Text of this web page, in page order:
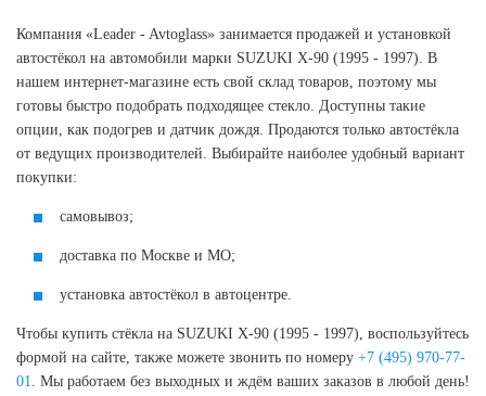
Компания «Leader - Avtoglass» занимается продажей и установкой
автостёкол на автомобили марки SUZUKI X-90 (1995 - 1997). В
нашем интернет-магазине есть свой склад товаров, поэтому мы
готовы быстро подобрать подходящее стекло. Доступны такие
опции, как подогрев и датчик дождя. Продаются только автостёкла
от ведущих производителей. Выбирайте наиболее удобный вариант
покупки:
самовывоз;
доставка по Москве и МО;
установка автостёкол в автоцентре.
Чтобы купить стёкла на SUZUKI X-90 (1995 - 1997), воспользуйтесь
формой на сайте, также можете звонить по номеру +7 (495) 970-77-
01. Мы работаем без выходных и ждём ваших заказов в любой день!